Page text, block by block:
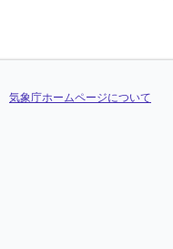
気象庁ホームページについて